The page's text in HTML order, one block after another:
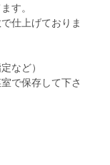
す。
仕上げておりま
など）
で保存して下さ